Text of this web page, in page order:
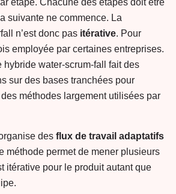
étape. Chacune des étapes doit être
suivante ne commence. La
n’est donc pas itérative. Pour
employée par certaines entreprises.
hybride water-scrum-fall fait des
sur des bases tranchées pour
méthodes largement utilisées par
des flux de travail adaptatifs
méthode permet de mener plusieurs
itérative pour le produit autant que